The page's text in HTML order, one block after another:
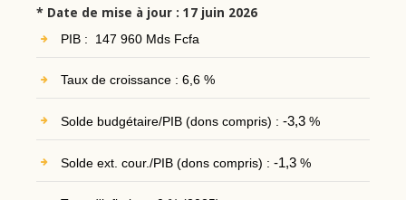
* Date de mise à jour : 17 juin 2026
PIB : 147 960 Mds Fcfa
Taux de croissance : 6,6 %
Solde budgétaire/PIB (dons compris) : -3,3%
Solde ext. cour./PIB (dons compris) : -1,3%